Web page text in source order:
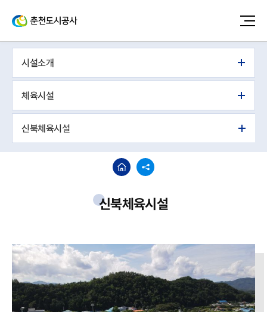
시설소개
체육시설
신북체육시설
신북체육시설